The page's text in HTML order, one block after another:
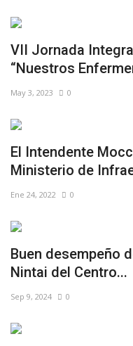
VII Jornada
“Nuestros
May 3, 2023 0
El Intendente
Ministerio de
Ene 24, 2022 0
Buen desempeño
Nintai del Centro...
Sep 9, 2024 0